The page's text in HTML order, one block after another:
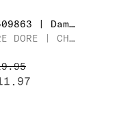
AP509863 | Dames Sneaker
DORE DORE | CHAUSSON PETITS LOSANGES